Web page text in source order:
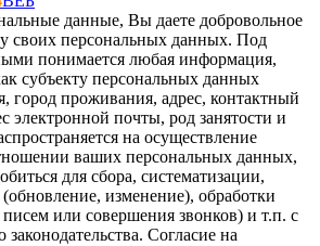
данные, Вы даете добровольное
своих персональных данных. Под
понимается любая информация,
субъекту персональных данных
проживания, адрес, контактный
электронной почты, род занятости и
на осуществление
ваших персональных данных,
для сбора, систематизации,
изменение), обработки
или совершения звонков) и т.п. с
Согласие на